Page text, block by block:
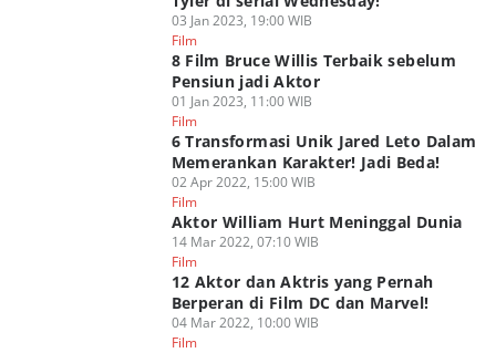
03 Jan 2023, 19:00 WIB
Film
8 Film Bruce Willis Terbaik sebelum
Pensiun jadi Aktor
01 Jan 2023, 11:00 WIB
Film
6 Transformasi Unik Jared Leto Dalam
Memerankan Karakter! Jadi Beda!
02 Apr 2022, 15:00 WIB
Film
Aktor William Hurt Meninggal Dunia
14 Mar 2022, 07:10 WIB
Film
12 Aktor dan Aktris yang Pernah
Berperan di Film DC dan Marvel!
04 Mar 2022, 10:00 WIB
Film